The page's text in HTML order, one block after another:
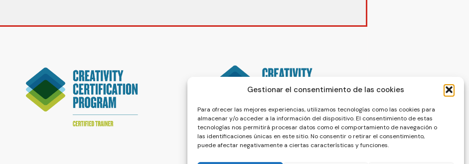
Gestionar el consentimiento de las cookies
Para ofrecer las mejores experiencias, utilizamos tecnologías como las cookies para
almacenar y/o acceder a la información del dispositivo. El consentimiento de estas
tecnologías nos permitirá procesar datos como el comportamiento de navegación o
las identificaciones únicas en este sitio. No consentir o retirar el consentimiento,
puede afectar negativamente a ciertas características y funciones.